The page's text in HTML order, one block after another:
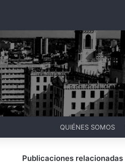
QUIÉNES SOMOS
Publicaciones relacionadas